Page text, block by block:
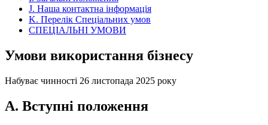
J. Наша контактна інформація
K. Перелік Спеціальних умов
СПЕЦІАЛЬНІ УМОВИ
Умови використання бізнесу
Набуває чинності 26 листопада 2025 року
A. Вступні положення